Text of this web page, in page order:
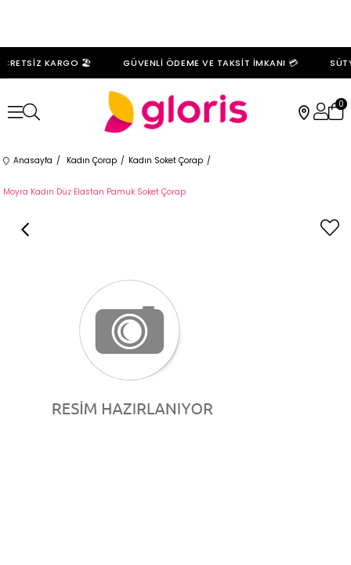
KARGO 🏖️ GÜVENLİ ÖDEME VE TAKSİT İMKANI 💳
0
Anasayfa Kadın Çorap Kadın Soket Çorap
Moyra Kadın Düz Elastan Pamuk Soket Çorap